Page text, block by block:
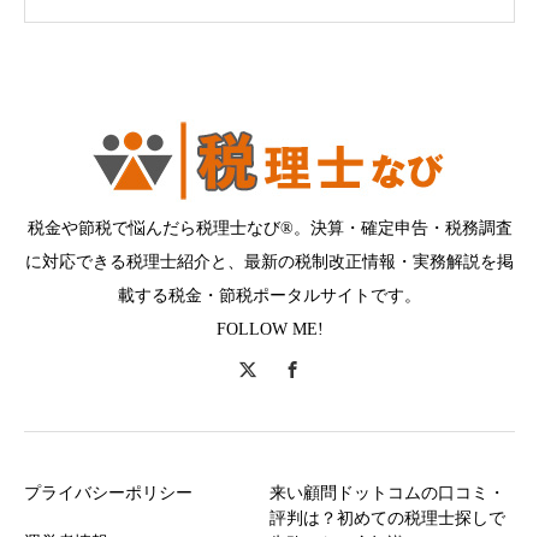
税金や節税で悩んだら税理士なび®。決算・確定申告・税務調査
に対応できる税理士紹介と、最新の税制改正情報・実務解説を掲
載する税金・節税ポータルサイトです。
FOLLOW ME!
プライバシーポリシー
来い顧問ドットコムの口コミ・
評判は？初めての税理士探しで